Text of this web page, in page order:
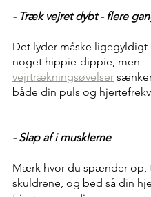
- Træk vejret dybt - flere
Det lyder måske ligegyldigt
noget hippie-dippie, men
vejrtrækningsøvelser
både din puls og
- Slap af i musklerne
Mærk hvor du spænder op,
skuldrene, og bed så din